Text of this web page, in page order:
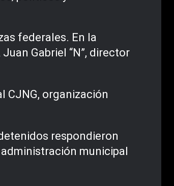
federales. En la
Gabriel “N”, director
CJNG, organización
respondieron
municipal